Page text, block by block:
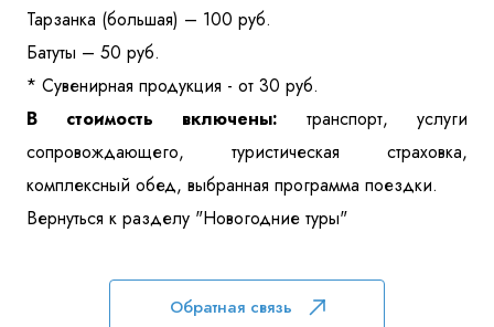
Тарзанка (большая) – 100 руб.
Батуты – 50 руб.
* Сувенирная продукция - от 30 руб.
В стоимость включены: транспорт, услуги
сопровождающего, туристическая страховка,
комплексный обед, выбранная программа поездки.
Вернуться к разделу "Новогодние туры"
Обратная связь